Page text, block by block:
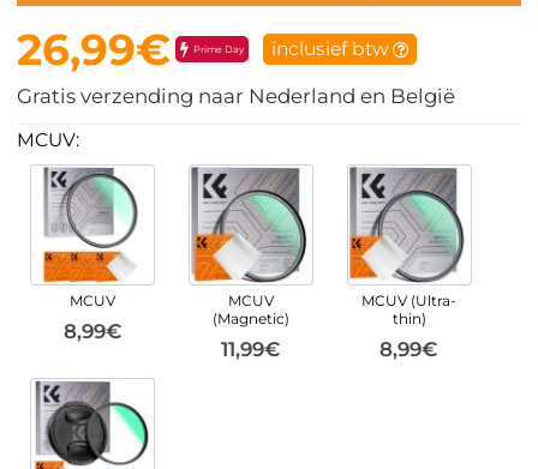
26,99€ Prime Day inclusief btw
Gratis verzending naar Nederland en België
MCUV:
MCUV
8,99€
MCUV
(Magnetic)
11,99€
MCUV (Ultra-
thin)
8,99€